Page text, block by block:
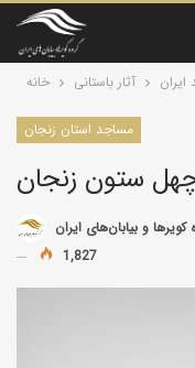
خانه آثار باستانی
مساجد استان زنجان
ستون زنجان
کویرها و بیابان‌های ایران
1,827